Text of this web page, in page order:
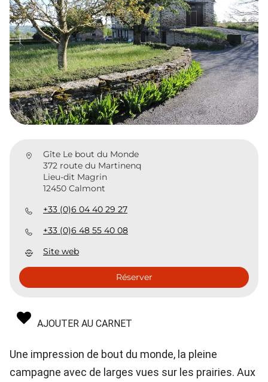
Gîte Le bout du Monde
372 route du Martinenq
Lieu-dit Magrin
12450 Calmont
+33 (0)6 04 40 29 27
+33 (0)6 48 55 40 08
Site web
Réserver
AJOUTER AU CARNET
Une impression de bout du monde, la pleine
campagne avec de larges vues sur les prairies. Aux